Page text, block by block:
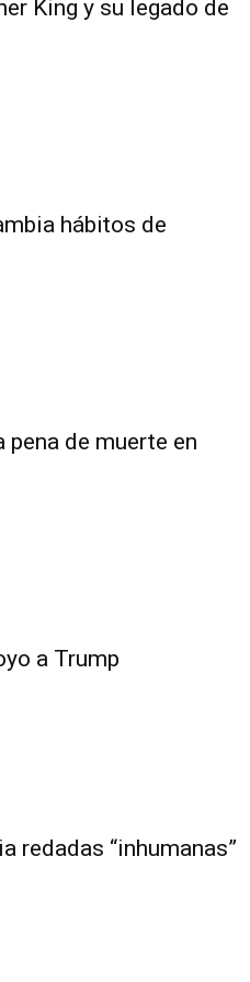
King y su legado de
hábitos de
pena de muerte en
a Trump
redadas “inhumanas”